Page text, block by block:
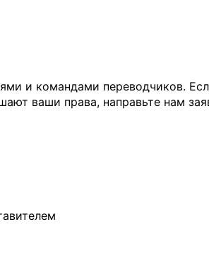
и командами переводчиков.
ваши права, направьте нам